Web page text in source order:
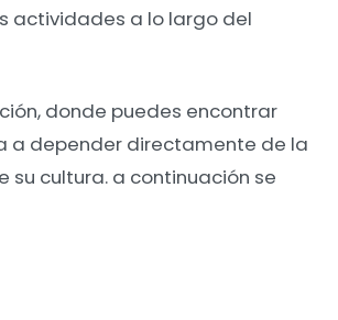
actividades a lo largo del
donde puedes encontrar
a depender directamente de la
cultura. a continuación se